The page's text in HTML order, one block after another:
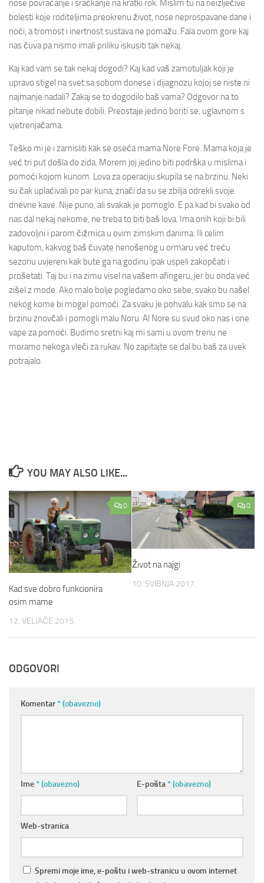
nose povraćanje i sraćkanje na kratki rok. Mislim tu na neizlječive
bolesti koje roditeljima preokrenu život, nose neprospavane dane i
noći, a tromost i inertnost sustava ne pomažu. Fala ovom gore kaj
nas čuva pa nismo imali priliku iskusiti tak nekaj.
Kaj kad vam se tak nekaj dogodi? Kaj kad vaš zamotuljak koji je
upravo stigel na svet sa sobom donese i dijagnozu kojoj se niste ni
najmanje nadali? Zakaj se to dogodilo baš vama? Odgovor na to
pitanje nikad nebute dobili. Preostaje jedino boriti se, uglavnom s
vjetrenjačama.
Teško mi je i zamisliti kak se oseća mama Nore Fore. Mama koja je
već tri put došla do zida. Morem joj jedino biti podrška u mislima i
pomoći kojom kunom. Lova za operaciju skupila se na brzinu. Neki
su čak uplaćivali po par kuna, znači da su se zbilja odrekli svoje
dnevne kave. Nije puno, ali svakak je pomoglo. E pa kad bi svako od
nas dal nekaj nekome, ne treba to biti baš lova. Ima onih koji bi bili
zadovoljni i parom čižmica u ovim zimskim danima. Ili celim
kaputom, kakvog baš čuvate nenošenog u ormaru već treću
sezonu uvjereni kak bute ga na godinu ipak uspeli zakopčati i
prošetati. Taj bu i na zimu visel na vašem afingeru, jer bu onda već
zišel z mode. Ako malo bolje pogledamo oko sebe, svako bu našel
nekog kome bi mogel pomoći. Za svaku je pohvalu kak smo se na
brzinu znovčali i pomogli malu Noru. Al Nore su svud oko nas i one
vape za pomoći. Budimo sretni kaj mi sami u ovom trenu ne
moramo nekoga vleči za rukav. No zapitajte se dal bu baš za uvek
potrajalo.
YOU MAY ALSO LIKE...
0
Kad sve dobro funkcionira
osim mame
12. VELJAČE 2015.
0
Život na najgi
10. SVIBNJA 2017.
ODGOVORI
Komentar* (obavezno)
Ime* (obavezno) E-pošta* (obavezno)
Web-stranica
Spremi moje ime, e-poštu i web-stranicu u ovom internet